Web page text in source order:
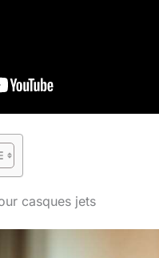
casques jets